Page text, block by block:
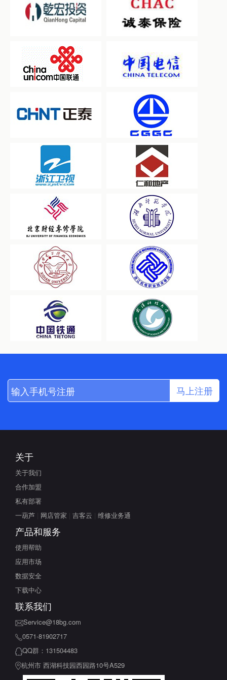
马上注册
关于
关于我们
合作加盟
私有部署
一葫芦
网店管家 吉客云 维修业务通
产品和服务
使用帮助
应用市场
数据安全
下载中心
联系我们
Service@18bg.com
0571-81902717
QQ群：131504483
杭州市 西湖科技园西园路10号A529